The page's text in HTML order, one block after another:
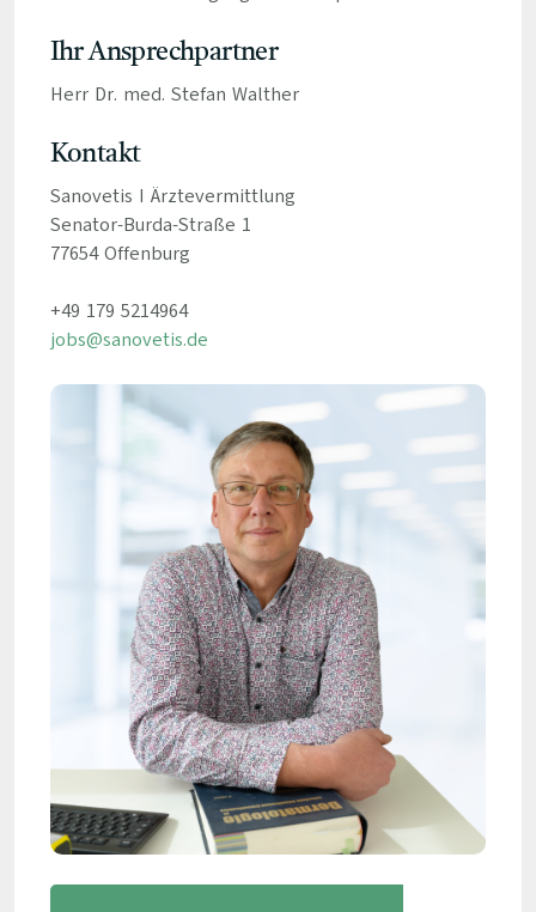
Ihr Ansprechpartner
Herr Dr. med. Stefan Walther
Kontakt
Sanovetis I Ärztevermittlung
Senator-Burda-Straße 1
77654 Offenburg
+49 179 5214964
jobs@sanovetis.de